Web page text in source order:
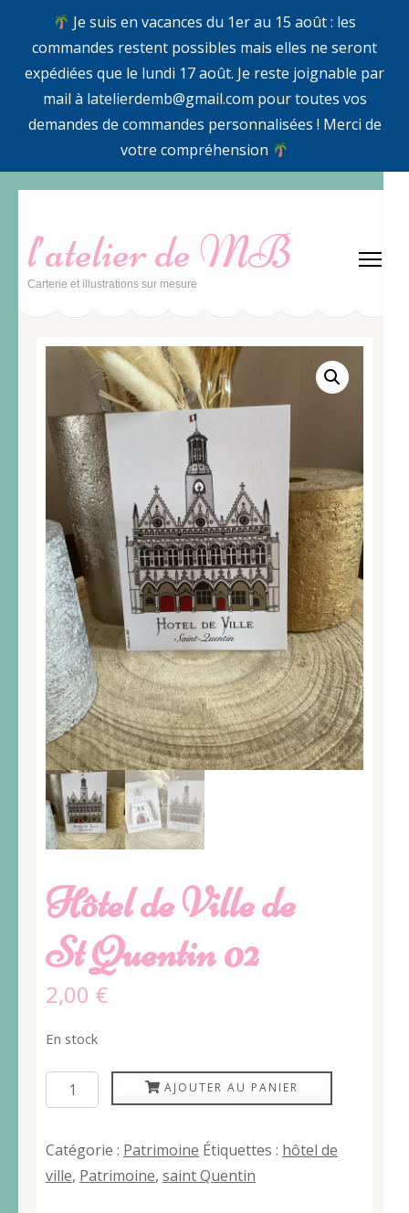
Je suis en vacances du 1er au 15 août : les
commandes restent possibles mais elles ne seront
expédiées que le lundi 17 août. Je reste joignable par
mail à latelierdemb@gmail.com pour toutes vos
demandes de commandes personnalisées ! Merci de
votre compréhension
contenu
(Pressez
l’atelier de MB
Carterie et illustrations sur mesure
Hôtel de Ville de
St Quentin 02
2,00 €
En stock
quantité
de
de
Ville
AJOUTER AU PANIER
Catégorie : Patrimoine Étiquettes : hôtel de
ville, Patrimoine, saint Quentin